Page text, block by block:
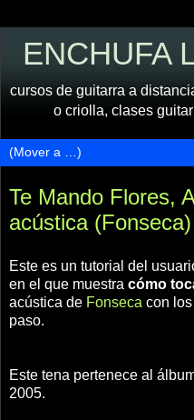
ENCHUFA
cursos de guitarra a
o criolla, clases
Te Mando Flores,
acústica (Fonseca)
Este es un tutorial del
en el que muestra cómo
acústica de Fonseca con
paso.
Este tena pertenece al
2005.